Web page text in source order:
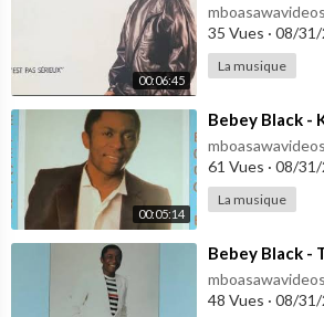
00:06:45
mboasawavideos
35 Vues · 08/31/
La musique
00:05:14
⁣Bebey Black -
mboasawavideos
61 Vues · 08/31/
La musique
⁣Bebey Black -
mboasawavideos
48 Vues · 08/31/